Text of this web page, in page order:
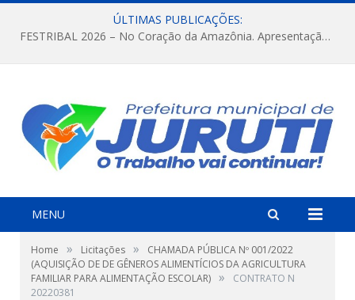
ÚLTIMAS PUBLICAÇÕES:
FESTRIBAL 2026 – No Coração da Amazônia. Apresentação da Munduruku.
MENU
Home » Licitações »
CHAMADA PÚBLICA Nº 001/2022
(AQUISIÇÃO DE DE GÊNEROS ALIMENTÍCIOS DA AGRICULTURA
FAMILIAR PARA ALIMENTAÇÃO ESCOLAR) »
CONTRATO N
20220381